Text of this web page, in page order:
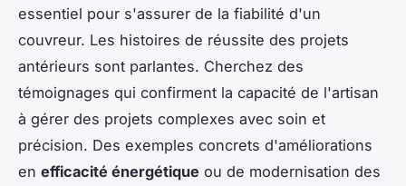
essentiel pour s'assurer de la fiabilité d'un
couvreur. Les histoires de réussite des projets
antérieurs sont parlantes. Cherchez des
témoignages qui confirment la capacité de l'artisan
à gérer des projets complexes avec soin et
précision. Des exemples concrets d'améliorations
en efficacité énergétique ou de modernisation des